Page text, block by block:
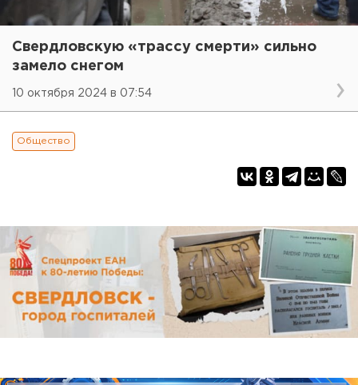
Свердловскую «трассу смерти» сильно
замело снегом
10 октября 2024 в 07:54
Общество